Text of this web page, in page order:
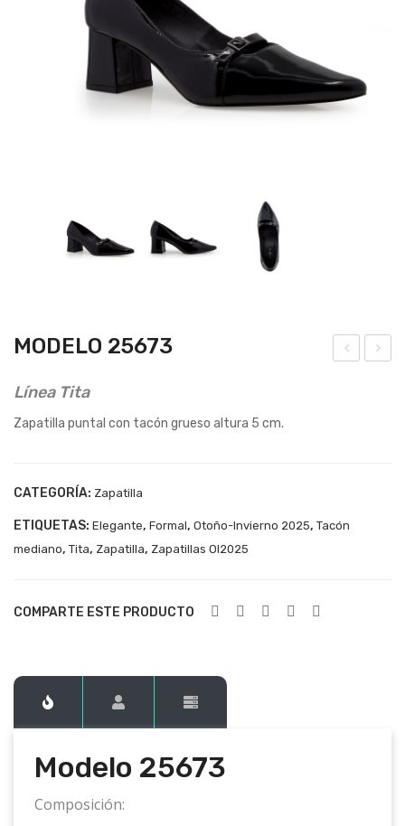
MODELO 25673
Línea Tita
Zapatilla puntal con tacón grueso altura 5 cm.
CATEGORÍA: Zapatilla
ETIQUETAS: Elegante, Formal, Otoño-Invierno 2025, Tacón
mediano, Tita, Zapatilla, Zapatillas OI2025
COMPARTE ESTE PRODUCTO
Modelo 25673
Composición: